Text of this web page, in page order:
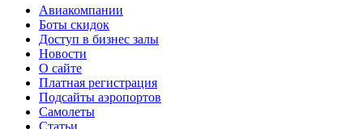
Авиакомпании
Боты скидок
Доступ в бизнес залы
Новости
О сайте
Платная регистрация
Подсайты аэропортов
Самолеты
Статьи